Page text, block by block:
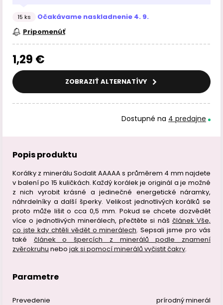
15 ks
Očakávame naskladnenie 4. 9.
Pripomenúť
1,29 €
ZOBRAZIŤ ALTERNATÍVY
Dostupné na 4 predajne
Popis produktu
Korálky z minerálu Sodalit AAAAA s průměrem 4 mm najdete
v balení po 15 kuličkách. Každý korálek je originál a je možné
z nich vyrobit krásné a jedinečné energetické náramky,
náhrdelníky a další šperky. Velikost jednotlivých korálků se
proto může lišit o cca 0,5 mm. Pokud se chcete dozvědět
více o jednotlivých minerálech, přečtěte si náš článek Vše,
co jste kdy chtěli vědět o minerálech. Sepsali jsme pro vás
také článek o špercích z minerálů podle znamení
zvěrokruhu nebo jak si pomocí minerálů vyčistit čakry.
Parametre
Prevedenie prírodný minerál